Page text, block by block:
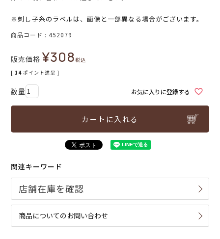
※刺し子糸のラベルは、画像と一部異なる場合がございます。
商品コード 452079
販売価格 ¥308税込
[ 14 ポイント進呈 ]
お気に入りに登録する
カートに入れる
関連キーワード
商品についてのお問い合わせ